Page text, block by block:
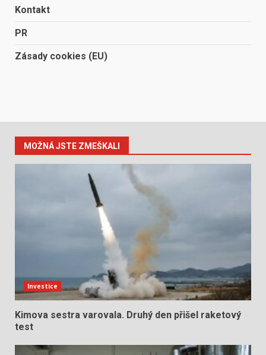
Kontakt
PR
Zásady cookies (EU)
MOŽNÁ JSTE ZMEŠKALI
Investice
Kimova sestra varovala. Druhý den přišel raketový
test